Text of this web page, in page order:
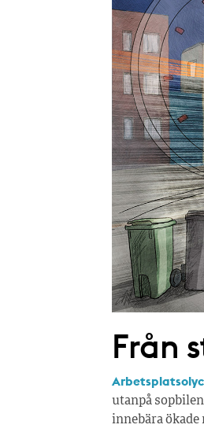
Från
utanpå
innebära ökade